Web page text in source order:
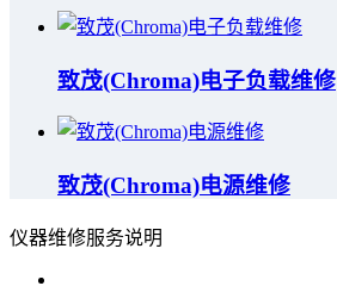
致茂(Chroma)电子负载维修
致茂(Chroma)电源维修
仪器维修服务说明